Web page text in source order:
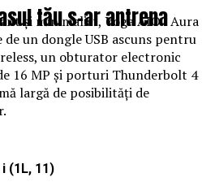
și minimalist, Yoga AIO i Aura
un dongle USB ascuns pentru
un obturator electronic
16 MP și porturi Thunderbolt 4
largă de posibilități de
(1L, 11)
tău s-ar antrena